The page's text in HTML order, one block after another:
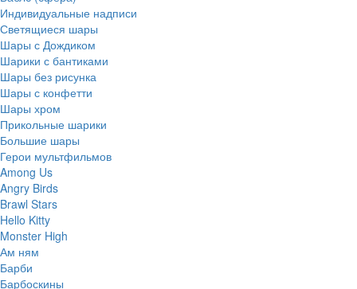
Индивидуальные надписи
Светящиеся шары
Шары с Дождиком
Шарики с бантиками
Шары без рисунка
Шары с конфетти
Шары хром
Прикольные шарики
Большие шары
Герои мультфильмов
Among Us
Angry Birds
Brawl Stars
Hello Kitty
Monster High
Ам ням
Барби
Барбоскины